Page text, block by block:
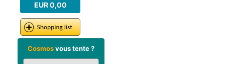
EUR 0,00
Cosmosvous tente ?